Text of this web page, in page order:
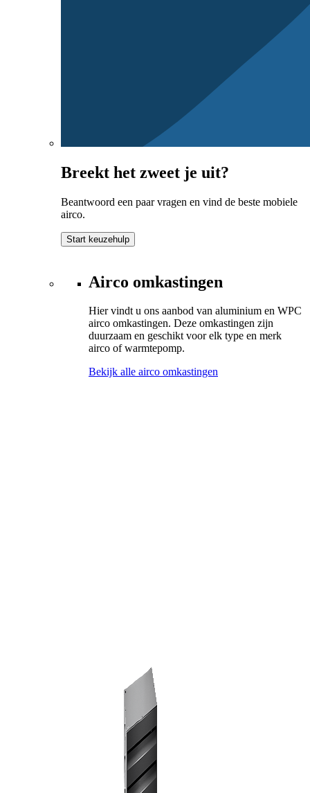
Breekt het zweet je uit?
Beantwoord een paar vragen en vind de beste mobiele
airco.
Start keuzehulp
Airco omkastingen
Hier vindt u ons aanbod van aluminium en WPC
airco omkastingen. Deze omkastingen zijn
duurzaam en geschikt voor elk type en merk
airco of warmtepomp.
Bekijk alle airco omkastingen